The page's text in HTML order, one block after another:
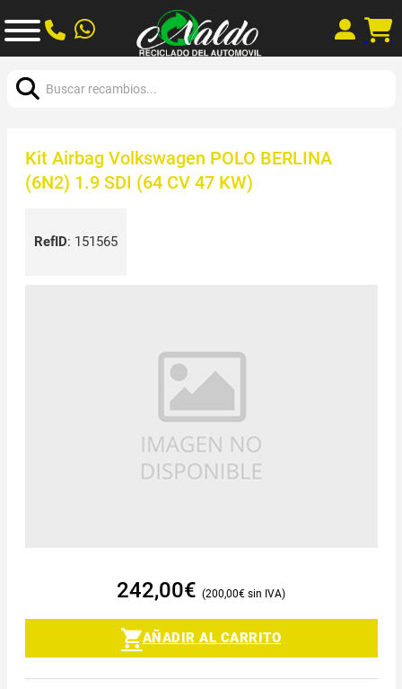
Kit Airbag Volkswagen POLO BERLINA
(6N2) 1.9 SDI (64 CV 47 KW)
RefID: 151565
242,00€ 200,00€
AÑADIR AL CARRITO